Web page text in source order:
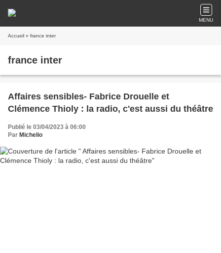
MENU
Accueil » france inter
france inter
Affaires sensibles- Fabrice Drouelle et
Clémence Thioly : la radio, c'est aussi du théâtre
Publié le 03/04/2023 à 06:00
Par Michelio